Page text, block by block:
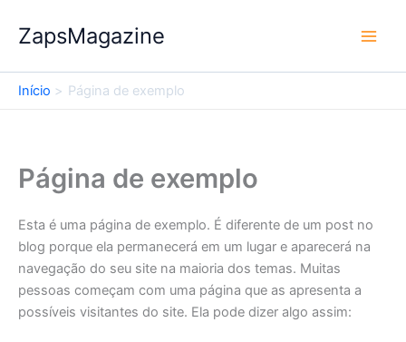
para
conteúdo
ZapsMagazine
Início Página de exemplo
Página de exemplo
Esta é uma página de exemplo. É diferente de um post no
blog porque ela permanecerá em um lugar e aparecerá na
navegação do seu site na maioria dos temas. Muitas
pessoas começam com uma página que as apresenta a
possíveis visitantes do site. Ela pode dizer algo assim: